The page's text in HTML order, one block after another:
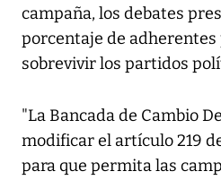
campaña, los debates
porcentaje de
sobrevivir los partidos
"La Bancada de Cambio
modificar el artículo 219
para que permita las